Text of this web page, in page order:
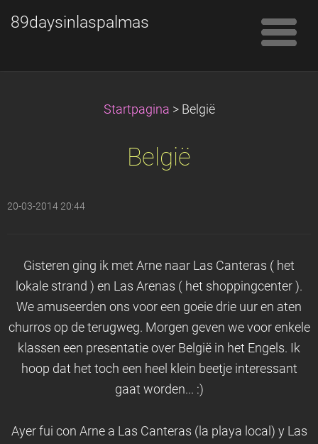
89daysinlaspalmas
Startpagina > België
België
20-03-2014 20:44
Gisteren ging ik met Arne naar Las Canteras ( het
lokale strand ) en Las Arenas ( het shoppingcenter ).
We amuseerden ons voor een goeie drie uur en aten
churros op de terugweg. Morgen geven we voor enkele
klassen een presentatie over België in het Engels. Ik
hoop dat het toch een heel klein beetje interessant
gaat worden... :)
Ayer fui con Arne a Las Canteras (la playa local) y Las